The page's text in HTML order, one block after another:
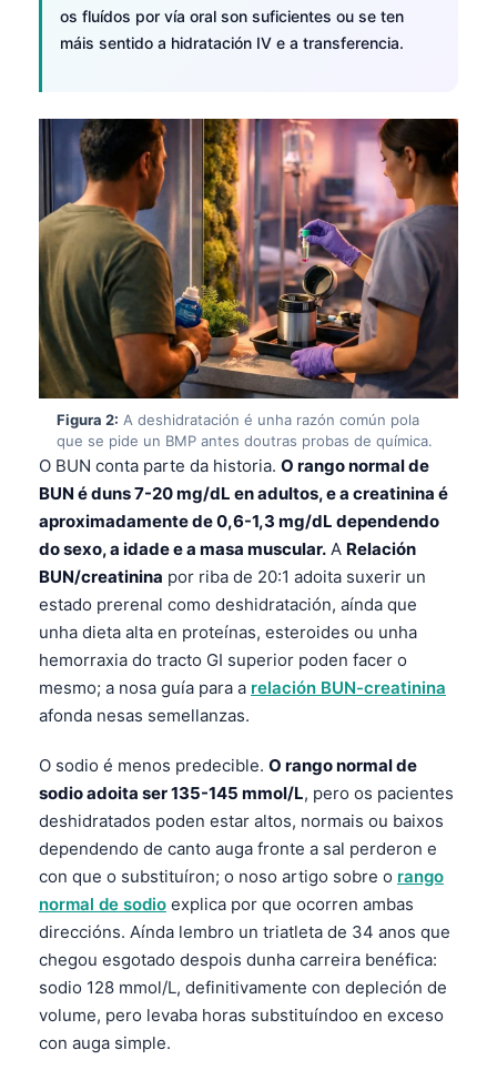
os fluídos por vía oral son suficientes ou se ten
máis sentido a hidratación IV e a transferencia.
Figura 2: A deshidratación é unha razón común pola
que se pide un BMP antes doutras probas de química.
O BUN conta parte da historia. O rango normal de
BUN é duns 7-20 mg/dL en adultos, e a creatinina é
aproximadamente de 0,6-1,3 mg/dL dependendo
do sexo, a idade e a masa muscular. A Relación
BUN/creatinina por riba de 20:1 adoita suxerir un
estado prerenal como deshidratación, aínda que
unha dieta alta en proteínas, esteroides ou unha
hemorraxia do tracto GI superior poden facer o
mesmo; a nosa guía para a relación BUN-creatinina
afonda nesas semellanzas.
O sodio é menos predecible. O rango normal de
sodio adoita ser 135-145 mmol/L, pero os pacientes
deshidratados poden estar altos, normais ou baixos
dependendo de canto auga fronte a sal perderon e
con que o substituíron; o noso artigo sobre o rango
normal de sodio explica por que ocorren ambas
direccións. Aínda lembro un triatleta de 34 anos que
chegou esgotado despois dunha carreira benéfica:
sodio 128 mmol/L, definitivamente con depleción de
volume, pero levaba horas substituíndoo en exceso
con auga simple.